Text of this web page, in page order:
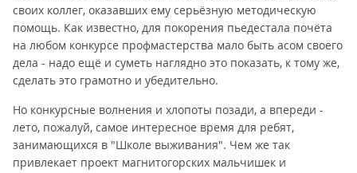
своих коллег, оказавших ему серьёзную методическую
помощь. Как известно, для покорения пьедестала почёта
на любом конкурсе профмастерства мало быть асом своего
дела - надо ещё и суметь наглядно это показать, к тому же,
сделать это грамотно и убедительно.
Но конкурсные волнения и хлопоты позади, а впереди -
лето, пожалуй, самое интересное время для ребят,
занимающихся в "Школе выживания". Чем же так
привлекает проект магнитогорских мальчишек и